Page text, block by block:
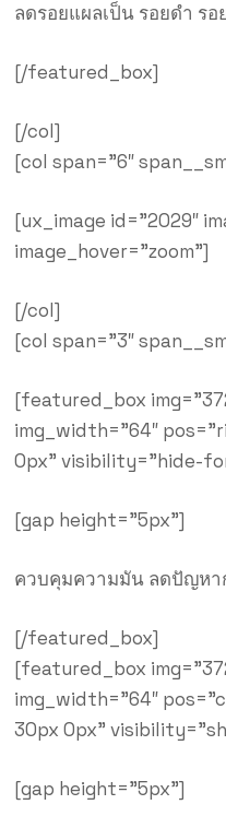
ลดรอยแผลเป็น รอยดำ รอ
[/featured_box]
[/col]
[col span=”6″
[ux_image id=”2029″
image_hover=”zoom”]
[/col]
[col span=”3″
[featured_box
img_width=”64″
0px” visibility=”hide-
[gap height=”5px”]
ควบคุมความมัน ลดปัญหา
[/featured_box]
[featured_box
img_width=”64″
30px 0px”
[gap height=”5px”]